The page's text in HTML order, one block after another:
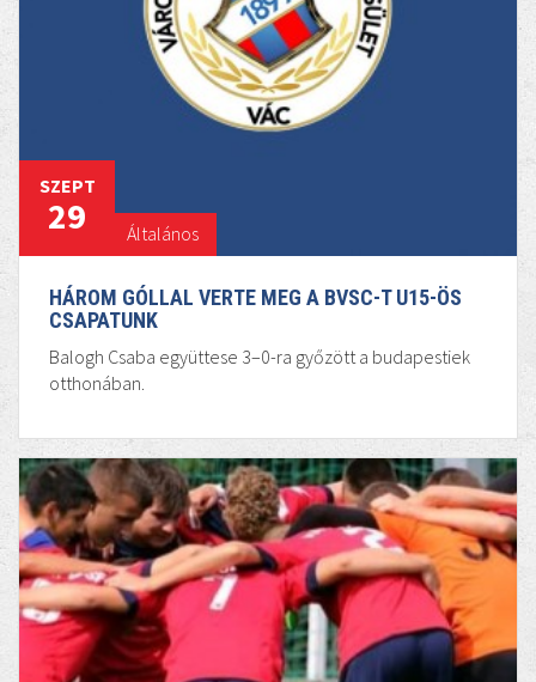
Általános
SZEPT
29
HÁROM GÓLLAL VERTE MEG A BVSC-T U15-ÖS
CSAPATUNK
Balogh Csaba együttese 3–0-ra győzött a budapestiek
otthonában.